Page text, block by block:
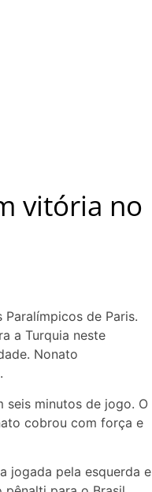
vitória no
de Paris.
a Turquia neste
Nonato
seis minutos de jogo. O
cobrou com força e
jogada pela esquerda e